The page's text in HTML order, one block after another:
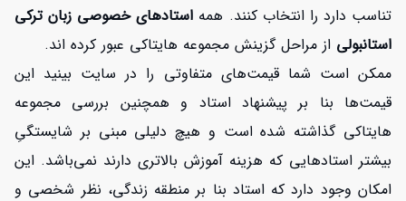
تناسب دارد را انتخاب کنند. همه استادهای خصوصی زبان ترکی
استانبولی از مراحل گزینش مجموعه هایتاکی عبور کرده اند.
ممکن است شما قیمت‌های متفاوتی را در سایت بینید این
قیمت‌ها بنا بر پیشنهاد استاد و همچنین بررسی مجموعه
هایتاکی گذاشته شده است و هیچ دلیلی مبنی بر شایستگیِ
بیشتر استادهایی که هزینه آموزش بالاتری دارند نمی‌باشد. این
امکان وجود دارد که استاد بنا بر منطقه زندگی، نظر شخصی‌ و